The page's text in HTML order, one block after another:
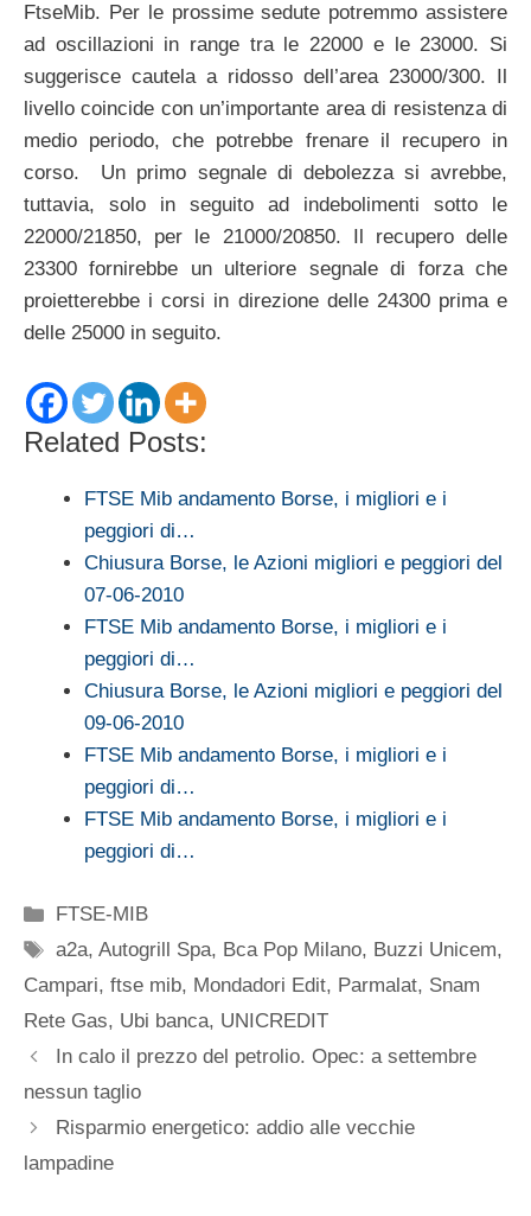
FtseMib. Per le prossime sedute potremmo assistere
ad oscillazioni in range tra le 22000 e le 23000. Si
suggerisce cautela a ridosso dell’area 23000/300. Il
livello coincide con un’importante area di resistenza di
medio periodo, che potrebbe frenare il recupero in
corso. Un primo segnale di debolezza si avrebbe,
tuttavia, solo in seguito ad indebolimenti sotto le
22000/21850, per le 21000/20850. Il recupero delle
23300 fornirebbe un ulteriore segnale di forza che
proietterebbe i corsi in direzione delle 24300 prima e
delle 25000 in seguito.
Related Posts:
FTSE Mib andamento Borse, i migliori e i
peggiori di…
Chiusura Borse, le Azioni migliori e peggiori del
07-06-2010
FTSE Mib andamento Borse, i migliori e i
peggiori di…
Chiusura Borse, le Azioni migliori e peggiori del
09-06-2010
FTSE Mib andamento Borse, i migliori e i
peggiori di…
FTSE Mib andamento Borse, i migliori e i
peggiori di…
Categorie
FTSE-MIB
Tag
a2a,Autogrill Spa, Bca Pop Milano, Buzzi Unicem,
Campari, ftse mib, Mondadori Edit, Parmalat, Snam
Rete Gas, Ubi banca, UNICREDIT
In calo il prezzo del petrolio. Opec: a settembre
nessun taglio
Risparmio energetico: addio alle vecchie
lampadine